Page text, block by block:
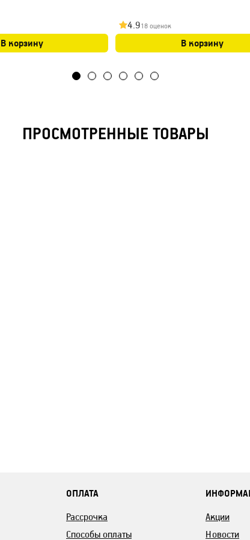
В корзину
4.918 оценок
В корзину
ПРОСМОТРЕННЫЕ ТОВАРЫ
ОПЛАТА
Рассрочка
Способы оплаты
Акции
Новости